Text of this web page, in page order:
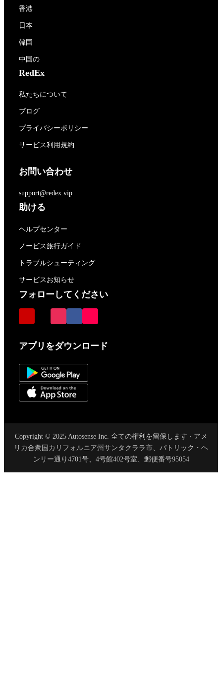
香港
日本
韓国
中国の
RedEx
私たちについて
ブログ
プライバシーポリシー
サービス利用規約
お問い合わせ
support@redex.vip
助ける
ヘルプセンター
ノービス旅行ガイド
トラブルシューティング
サービスお知らせ
フォローしてください
アプリをダウンロード
Copyright © 2025 Autosense Inc. 全ての権利を留保します · アメ
リカ合衆国カリフォルニア州サンタクララ市、パトリック・ヘ
ンリー通り4701号、4号館402号室、郵便番号95054